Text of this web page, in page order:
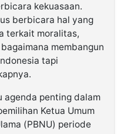
kekuasaan.
berbicara hal yang
terkait moralitas,
membangun
tapi
agenda penting dalam
Ketua Umum
(PBNU) periode